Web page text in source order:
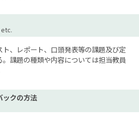
、レポート、口頭発表等の課題及び定
課題の種類や内容については担当教員
ックの方法